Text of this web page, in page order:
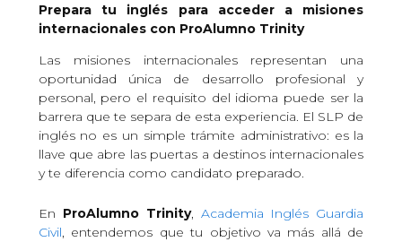
Prepara tu inglés para acceder a misiones
internacionales con ProAlumno Trinity
Las misiones internacionales representan una
oportunidad única de desarrollo profesional y
personal, pero el requisito del idioma puede ser la
barrera que te separa de esta experiencia. El SLP de
inglés no es un simple trámite administrativo: es la
llave que abre las puertas a destinos internacionales
y te diferencia como candidato preparado.
En ProAlumno Trinity, Academia Inglés Guardia
Civil, entendemos que tu objetivo va más allá de